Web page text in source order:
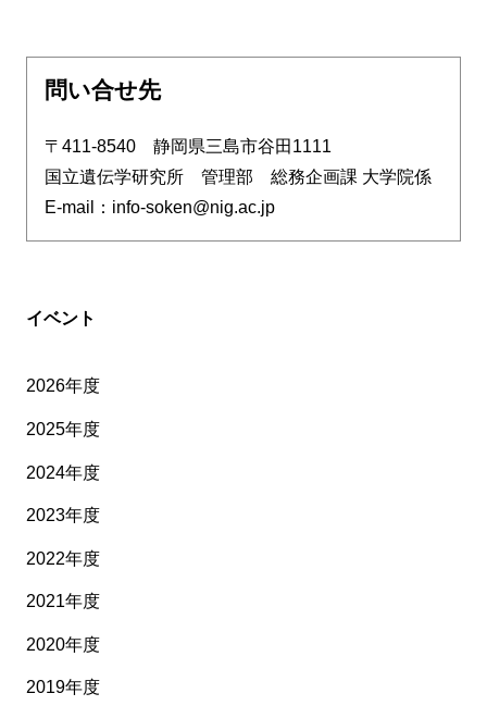
問い合せ先
〒411-8540 静岡県三島市谷田1111
国立遺伝学研究所 管理部 総務企画課 大学院係
E-mail：info-soken@nig.ac.jp
イベント
2026年度
2025年度
2024年度
2023年度
2022年度
2021年度
2020年度
2019年度